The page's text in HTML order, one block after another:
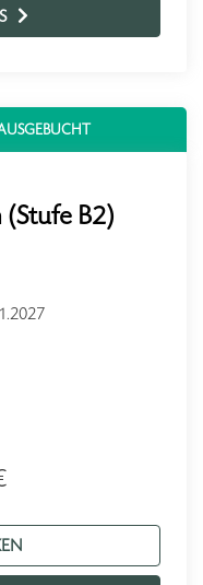
B2)